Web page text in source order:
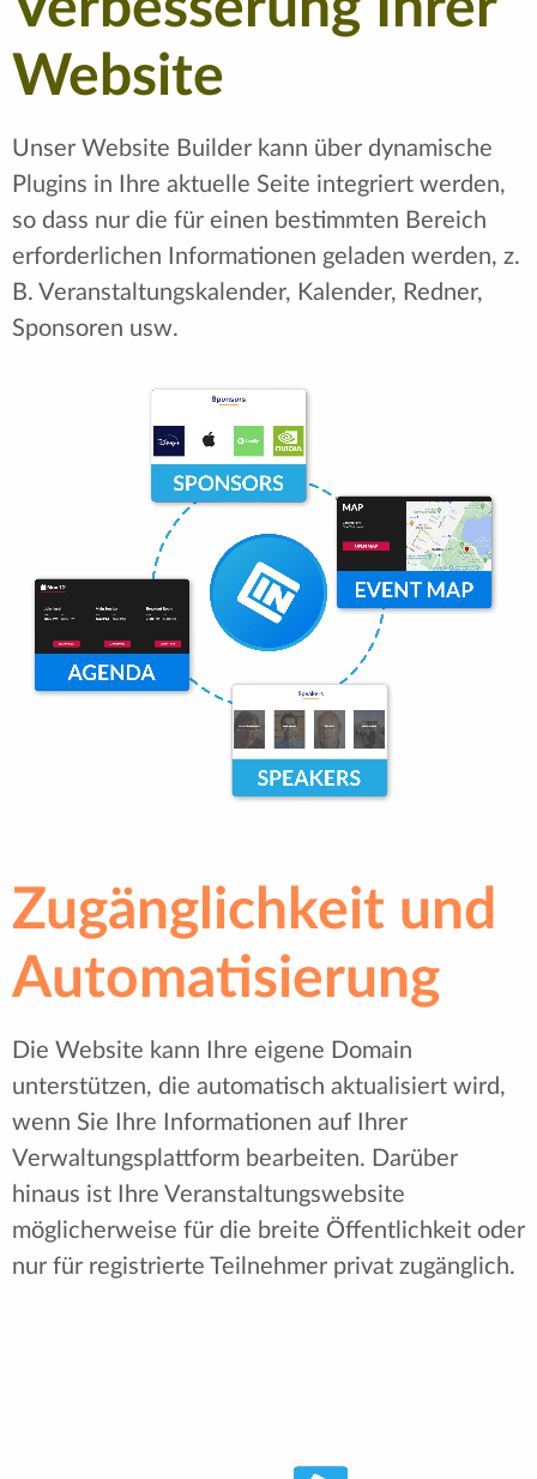
Website
Unser Website Builder kann über dynamische
Plugins in Ihre aktuelle Seite integriert werden,
so dass nur die für einen bestimmten Bereich
erforderlichen Informationen geladen werden, z.
B. Veranstaltungskalender, Kalender, Redner,
Sponsoren usw.
Zugänglichkeit und
Automatisierung
Die Website kann Ihre eigene Domain
unterstützen, die automatisch aktualisiert wird,
wenn Sie Ihre Informationen auf Ihrer
Verwaltungsplattform bearbeiten. Darüber
hinaus ist Ihre Veranstaltungswebsite
möglicherweise für die breite Öffentlichkeit oder
nur für registrierte Teilnehmer privat zugänglich.